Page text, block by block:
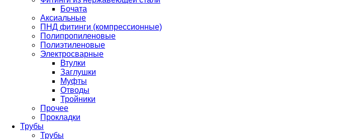
Бочата
Аксиальные
ПНД фитинги (компрессионные)
Полипропиленовые
Полиэтиленовые
Электросварные
Втулки
Заглушки
Муфты
Отводы
Тройники
Прочее
Прокладки
Трубы
Трубы